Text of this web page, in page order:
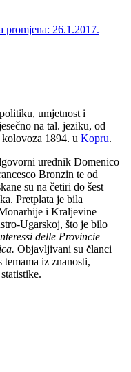
promjena: 26.1.2017.
umjetnost i
na tal. jeziku, od
1894. u Kopru.
urednik Domenico
Bronzin te od
su na četiri do šest
Pretplata je bila
i Kraljevine
Ugarskoj, što je bilo
delle Provincie
Objavljivani su članci
iz znanosti,